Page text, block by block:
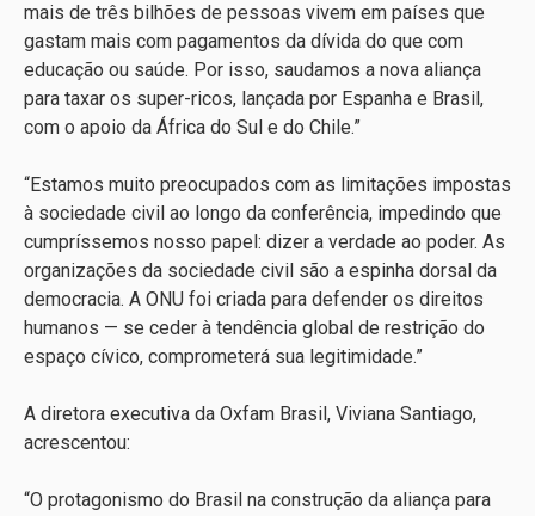
mais de três bilhões de pessoas vivem em países que
gastam mais com pagamentos da dívida do que com
educação ou saúde. Por isso, saudamos a nova aliança
para taxar os super-ricos, lançada por Espanha e Brasil,
com o apoio da África do Sul e do Chile.”
“Estamos muito preocupados com as limitações impostas
à sociedade civil ao longo da conferência, impedindo que
cumpríssemos nosso papel: dizer a verdade ao poder. As
organizações da sociedade civil são a espinha dorsal da
democracia. A ONU foi criada para defender os direitos
humanos — se ceder à tendência global de restrição do
espaço cívico, comprometerá sua legitimidade.”
A diretora executiva da Oxfam Brasil, Viviana Santiago,
acrescentou:
“O protagonismo do Brasil na construção da aliança para